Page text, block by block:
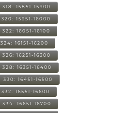
318: 15851-15900
320: 15951-16000
322: 16051-16100
324: 16151-16200
326: 16251-16300
328: 16351-16400
330: 16451-16500
332: 16551-16600
334: 16651-16700